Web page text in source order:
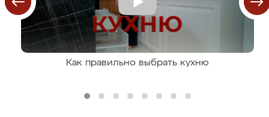
Как правильно выбрать кухню